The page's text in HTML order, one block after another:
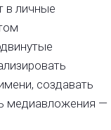
в личные
создавать
медиавложения —